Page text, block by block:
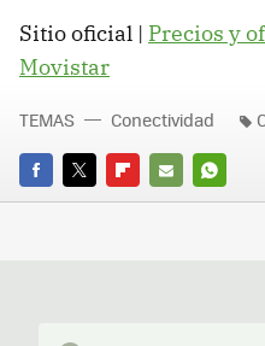
Sitio oficial | Precios y
Movistar
FACEBOOK
TWITTERFLIPBOARD
E-
TEMAS Conectividad